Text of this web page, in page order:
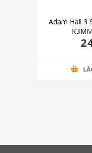
Adam Hall 3